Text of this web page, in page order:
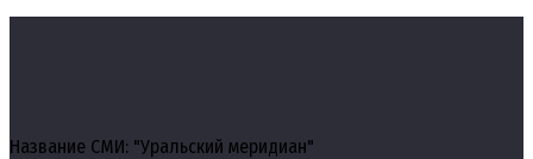
Название СМИ: "Уральский меридиан"